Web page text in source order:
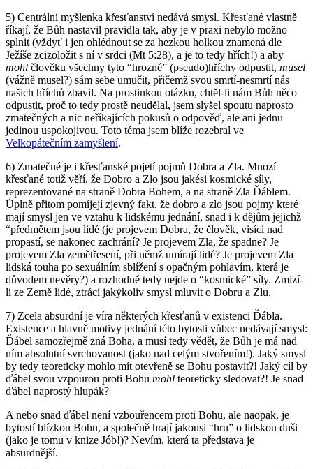
5) Centrální myšlenka křesťanství nedává smysl. Křesťané vlastně
říkají, že Bůh nastavil pravidla tak, aby je v praxi nebylo možno
splnit (vždyť i jen ohlédnout se za hezkou holkou znamená dle
Ježíše zcizoložit s ní v srdci (Mt 5:28), a je to tedy hřích!) a aby
mohl člověku všechny tyto “hrozné” (pseudo)hříchy odpustit, musel
(vážně musel?) sám sebe umučit, přičemž svou smrtí-nesmrtí nás
našich hříchů zbavil. Na prostinkou otázku, chtěl-li nám Bůh něco
odpustit, proč to tedy prostě neudělal, jsem slyšel spoutu naprosto
zmatečných a nic neříkajících pokusů o odpověď, ale ani jednu
jedinou uspokojivou. Toto téma jsem blíže rozebral ve
Velkopátečním zamyšlení.
6) Zmatečné je i křesťanské pojetí pojmů Dobra a Zla. Mnozí
křesťané totiž věří, že Dobro a Zlo jsou jakési kosmické síly,
reprezentované na straně Dobra Bohem, a na straně Zla Ďáblem.
Úplně přitom pomíjejí zjevný fakt, že dobro a zlo jsou pojmy které
mají smysl jen ve vztahu k lidskému jednání, snad i k dějům jejichž
“předmětem jsou lidé (je projevem Dobra, že člověk, visící nad
propastí, se nakonec zachrání? Je projevem Zla, že spadne? Je
projevem Zla zemětřesení, při němž umírají lidé? Je projevem Zla
lidská touha po sexuálním sblížení s opačným pohlavím, která je
důvodem nevěry?) a rozhodně tedy nejde o “kosmické” síly. Zmizí-
li ze Země lidé, ztrácí jakýkoliv smysl mluvit o Dobru a Zlu.
7) Zcela absurdní je víra některých křesťanů v existenci Ďábla.
Existence a hlavně motivy jednání této bytosti vůbec nedávají smysl:
Ďábel samozřejmě zná Boha, a musí tedy vědět, že Bůh je má nad
ním absolutní svrchovanost (jako nad celým stvořením!). Jaký smysl
by tedy teoreticky mohlo mít otevřeně se Bohu postavit?! Jaký cíl by
ďábel svou vzpourou proti Bohu mohl teoreticky sledovat?! Je snad
ďábel naprostý hlupák?
A nebo snad ďábel není vzbouřencem proti Bohu, ale naopak, je
bytostí blízkou Bohu, a společně hrají jakousi “hru” o lidskou duši
(jako je tomu v knize Jób!)? Nevím, která ta představa je
absurdnější.